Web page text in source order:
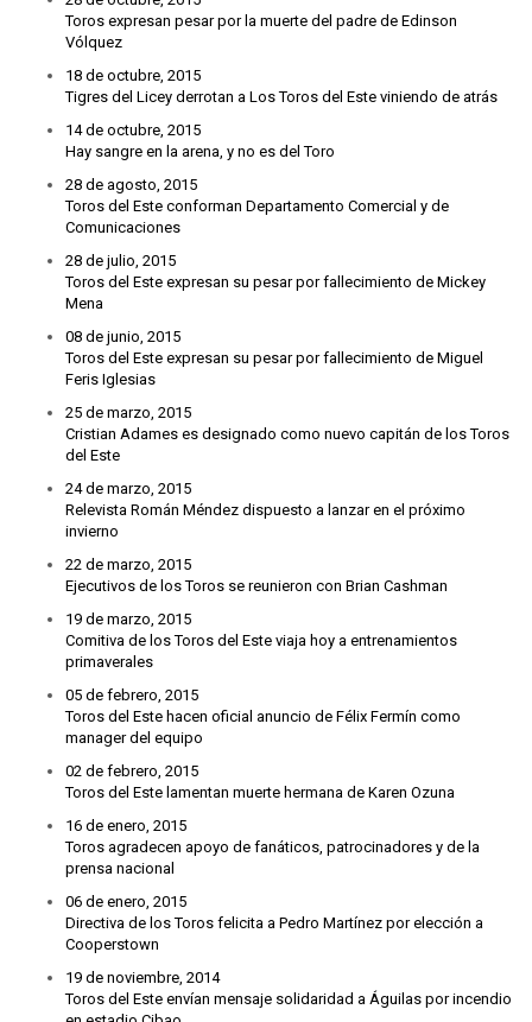
Toros expresan pesar por la muerte del padre de Edinson
Vólquez
18 de octubre, 2015
Tigres del Licey derrotan a Los Toros del Este viniendo de atrás
14 de octubre, 2015
Hay sangre en la arena, y no es del Toro
28 de agosto, 2015
Toros del Este conforman Departamento Comercial y de
Comunicaciones
28 de julio, 2015
Toros del Este expresan su pesar por fallecimiento de Mickey
Mena
08 de junio, 2015
Toros del Este expresan su pesar por fallecimiento de Miguel
Feris Iglesias
25 de marzo, 2015
Cristian Adames es designado como nuevo capitán de los Toros
del Este
24 de marzo, 2015
Relevista Román Méndez dispuesto a lanzar en el próximo
invierno
22 de marzo, 2015
Ejecutivos de los Toros se reunieron con Brian Cashman
19 de marzo, 2015
Comitiva de los Toros del Este viaja hoy a entrenamientos
primaverales
05 de febrero, 2015
Toros del Este hacen oficial anuncio de Félix Fermín como
manager del equipo
02 de febrero, 2015
Toros del Este lamentan muerte hermana de Karen Ozuna
16 de enero, 2015
Toros agradecen apoyo de fanáticos, patrocinadores y de la
prensa nacional
06 de enero, 2015
Directiva de los Toros felicita a Pedro Martínez por elección a
Cooperstown
19 de noviembre, 2014
Toros del Este envían mensaje solidaridad a Águilas por incendio